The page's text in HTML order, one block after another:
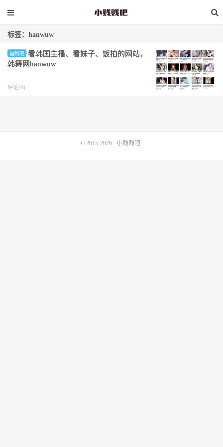
标签：hanwuw
福利吧
看韩国主播、看妹子、饭拍的网站，
韩舞网hanwuw
评论(0)
© 2015-2026 小贱贱吧